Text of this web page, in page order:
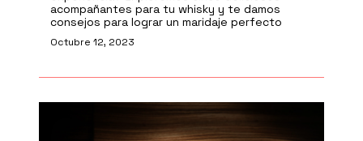
acompañantes para tu whisky y te damos
consejos para lograr un maridaje perfecto
Octubre 12, 2023